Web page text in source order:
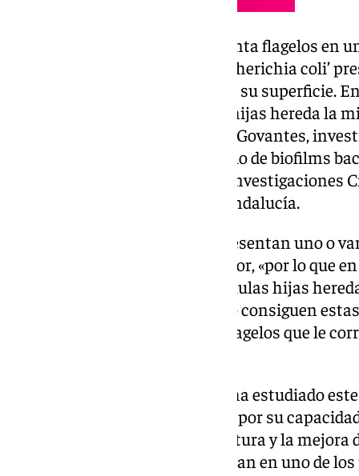
«Cada especie bacteriana presenta flagelos en
característico. La conocida ‘Escherichia coli’
decir, múltiples flagelos en toda su superficie.
celular cada una de las células hijas hereda la
madre», ha explicado Fernando Govantes,
del grupo ‘Genética del desarrollo de biofilms
mixto del Consejo Superior de Investigaciones
Pablo de Olavide y la Junta de Andalucía.
Otras bacterias, en cambio, «presentan uno o
polos», ha añadido el investigador, «por lo que
imposible, así que una de las células hijas
célula madre». Entonces, «cómo consiguen
hijas estén equipadas con los flagelos que le
El trabajo del equipo del CABD ha estudiado
Pseudomonas putida, conocida por su
plantas y contribuir a la agricultura y la
En su caso, los flagelos se agrupan en uno de